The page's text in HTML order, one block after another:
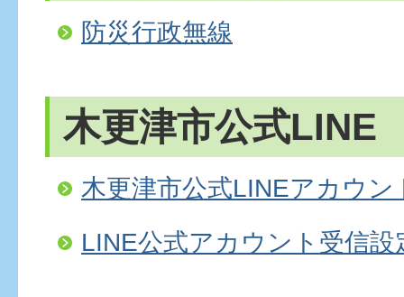
防災行政無線
木更津市公式LINE
木更津市公式LINEアカウン
LINE公式アカウント受信設